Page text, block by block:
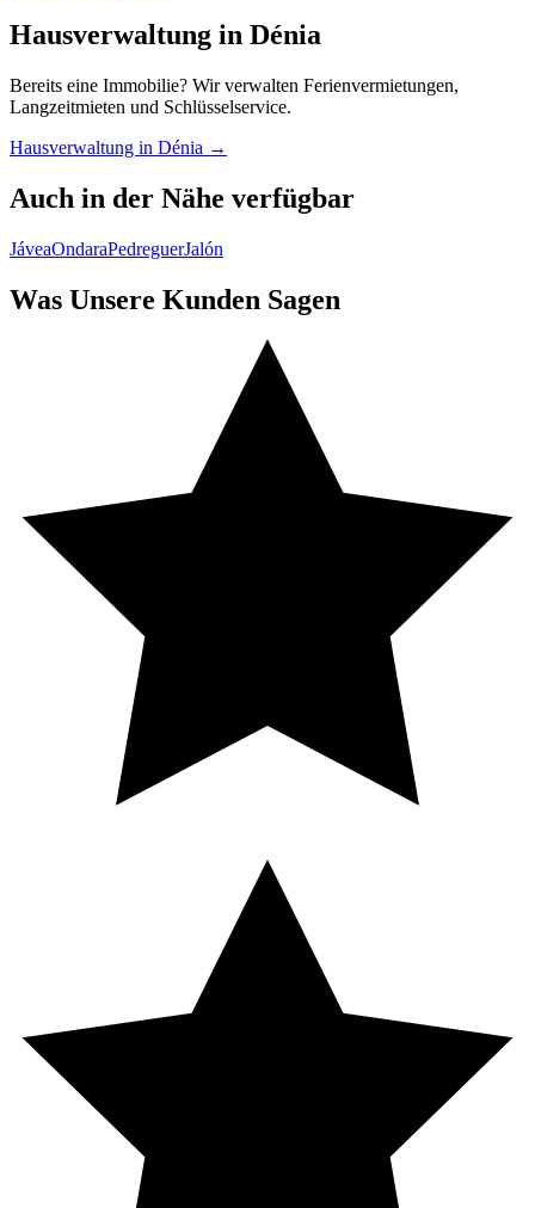
Hausverwaltung in Dénia
Bereits eine Immobilie? Wir verwalten Ferienvermietungen,
Langzeitmieten und Schlüsselservice.
Hausverwaltung in Dénia →
Auch in der Nähe verfügbar
JáveaOndaraPedreguerJalón
Was Unsere Kunden Sagen